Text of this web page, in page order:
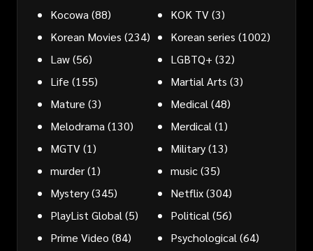
Kocowa (88) KOK TV(3)
Korean Movies (234) Korean series (1002)
Law(56) LGBTQ+ (32)
Life (155) Martial Arts (3)
Mature (3) Medical (48)
Melodrama (130) Merdical (1)
MGTV(1) Military(13)
murder(1) music(35)
Mystery(345) Netflix(304)
PlayList Global (5) Political (56)
Prime Video (84) Psychological (64)